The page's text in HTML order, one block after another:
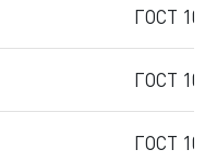
ГОСТ
ГОСТ
ГОСТ